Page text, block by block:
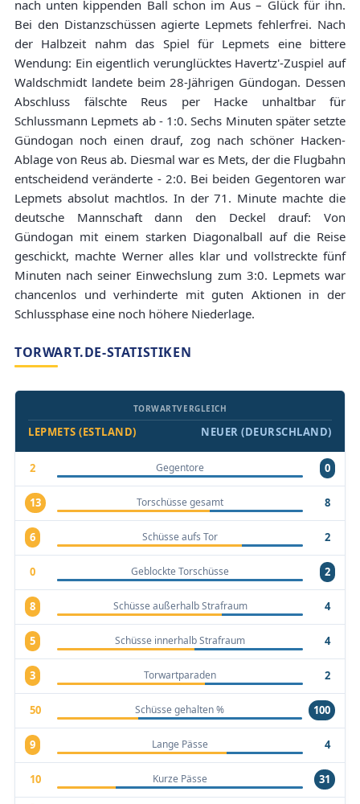
nach unten kippenden Ball schon im Aus – Glück für ihn.
Bei den Distanzschüssen agierte Lepmets fehlerfrei. Nach
der Halbzeit nahm das Spiel für Lepmets eine bittere
Wendung: Ein eigentlich verunglücktes Havertz'-Zuspiel auf
Waldschmidt landete beim 28-Jährigen Gündogan. Dessen
Abschluss fälschte Reus per Hacke unhaltbar für
Schlussmann Lepmets ab - 1:0. Sechs Minuten später setzte
Gündogan noch einen drauf, zog nach schöner Hacken-
Ablage von Reus ab. Diesmal war es Mets, der die Flugbahn
entscheidend veränderte - 2:0. Bei beiden Gegentoren war
Lepmets absolut machtlos. In der 71. Minute machte die
deutsche Mannschaft dann den Deckel drauf: Von
Gündogan mit einem starken Diagonalball auf die Reise
geschickt, machte Werner alles klar und vollstreckte fünf
Minuten nach seiner Einwechslung zum 3:0. Lepmets war
chancenlos und verhinderte mit guten Aktionen in der
Schlussphase eine noch höhere Niederlage.
TORWART.DE-STATISTIKEN
LEPMETS (ESTLAND)
TORWARTVERGLEICH
NEUER (DEURSCHLAND)
2 Gegentore 0
13 Torschüsse gesamt 8
6 Schüsse aufs Tor 2
0 Geblockte Torschüsse 2
8 Schüsse außerhalb Strafraum 4
5 Schüsse innerhalb Strafraum 4
3 Torwartparaden 2
50 Schüsse gehalten % 100
9 Lange Pässe 4
10 Kurze Pässe 31